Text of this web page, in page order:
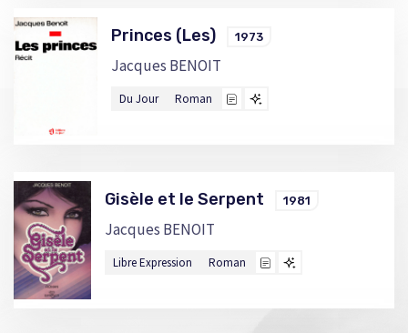
Princes (Les) 1973
Jacques BENOIT
Du Jour Roman
Gisèle et le Serpent 1981
Jacques BENOIT
Libre Expression Roman